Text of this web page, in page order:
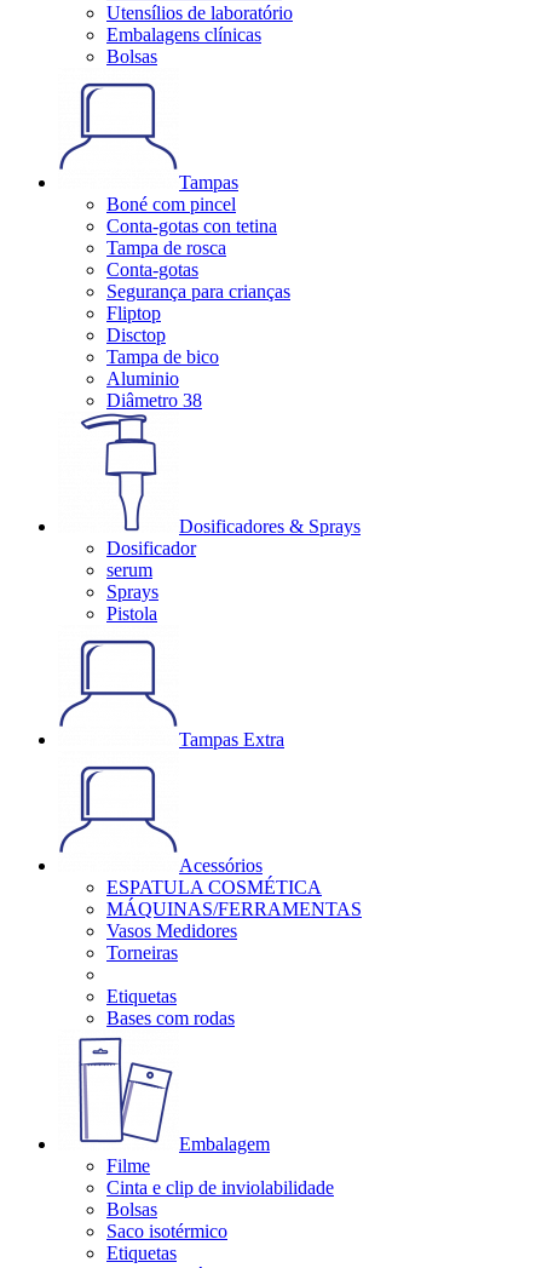
Utensílios de laboratório
Embalagens clínicas
Bolsas
Tampas
Boné com pincel
Conta-gotas con tetina
Tampa de rosca
Conta-gotas
Segurança para crianças
Fliptop
Disctop
Tampa de bico
Aluminio
Diâmetro 38
Dosificadores & Sprays
Dosificador
serum
Sprays
Pistola
Tampas Extra
Acessórios
ESPATULA COSMÉTICA
MÁQUINAS/FERRAMENTAS
Vasos Medidores
Torneiras
Etiquetas
Bases com rodas
Embalagem
Filme
Cinta e clip de inviolabilidade
Bolsas
Saco isotérmico
Etiquetas